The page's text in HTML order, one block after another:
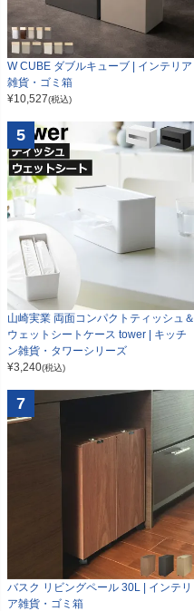
W CUBE ダブルキューブ | インテリア
雑貨・ゴミ箱
¥10,527(税込)
5
山崎実業 両面コンパクトティッシュ＆
ウェットシートケース tower | キッチ
ン雑貨・タワーシリーズ
¥3,240(税込)
7
バスク リビングペール 30L | インテリ
ア雑貨・ゴミ箱